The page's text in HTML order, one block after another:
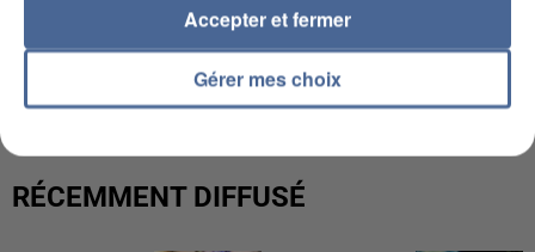
L’UN DES FONDATEURS SUPPOSÉS DE LA DZ
MAFIA INTERPELLÉ EN ALGÉRIE
RÉCEMMENT DIFFUSÉ
Gérer mes choix
Accepter et fermer